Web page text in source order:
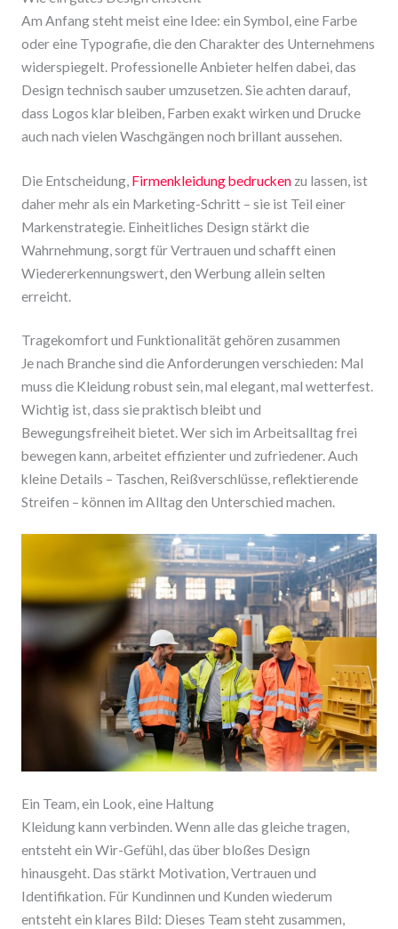
Am Anfang steht meist eine Idee: ein Symbol, eine Farbe
oder eine Typografie, die den Charakter des Unternehmens
widerspiegelt. Professionelle Anbieter helfen dabei, das
Design technisch sauber umzusetzen. Sie achten darauf,
dass Logos klar bleiben, Farben exakt wirken und Drucke
auch nach vielen Waschgängen noch brillant aussehen.
Die Entscheidung, Firmenkleidung bedruckenzu lassen, ist
daher mehr als ein Marketing-Schritt – sie ist Teil einer
Markenstrategie. Einheitliches Design stärkt die
Wahrnehmung, sorgt für Vertrauen und schafft einen
Wiedererkennungswert, den Werbung allein selten
erreicht.
Tragekomfort und Funktionalität gehören zusammen
Je nach Branche sind die Anforderungen verschieden: Mal
muss die Kleidung robust sein, mal elegant, mal wetterfest.
Wichtig ist, dass sie praktisch bleibt und
Bewegungsfreiheit bietet. Wer sich im Arbeitsalltag frei
bewegen kann, arbeitet effizienter und zufriedener. Auch
kleine Details – Taschen, Reißverschlüsse, reflektierende
Streifen – können im Alltag den Unterschied machen.
Ein Team, ein Look, eine Haltung
Kleidung kann verbinden. Wenn alle das gleiche tragen,
entsteht ein Wir-Gefühl, das über bloßes Design
hinausgeht. Das stärkt Motivation, Vertrauen und
Identifikation. Für Kundinnen und Kunden wiederum
entsteht ein klares Bild: Dieses Team steht zusammen,